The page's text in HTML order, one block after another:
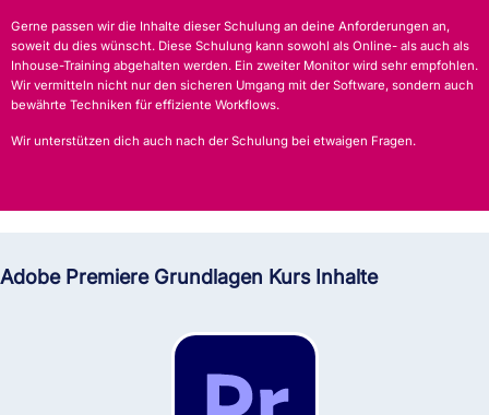
Gerne passen wir die Inhalte dieser Schulung an deine Anforderungen an,
soweit du dies wünscht. Diese Schulung kann sowohl als Online- als auch als
Inhouse-Training abgehalten werden. Ein zweiter Monitor wird sehr empfohlen.
Wir vermitteln nicht nur den sicheren Umgang mit der Software, sondern auch
bewährte Techniken für effiziente Workflows.
Wir unterstützen dich auch nach der Schulung bei etwaigen Fragen.
Adobe Premiere Grundlagen Kurs Inhalte